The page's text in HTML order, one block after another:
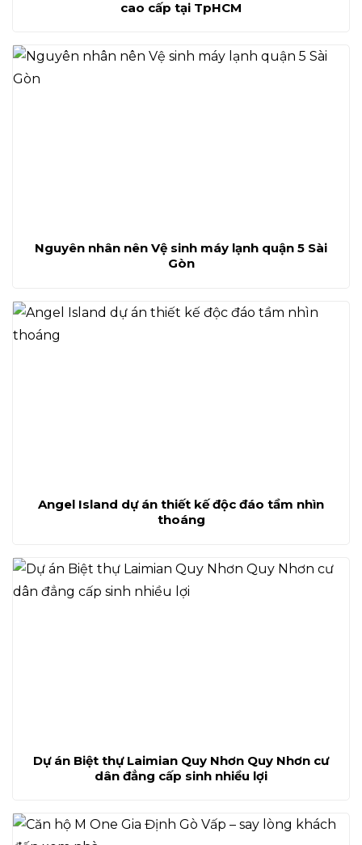
cao cấp tại TpHCM
Nguyên nhân nên Vệ sinh máy lạnh quận 5 Sài
Gòn
Angel Island dự án thiết kế độc đáo tầm nhìn
thoáng
Dự án Biệt thự Laimian Quy Nhơn Quy Nhơn cư
dân đẳng cấp sinh nhiều lợi